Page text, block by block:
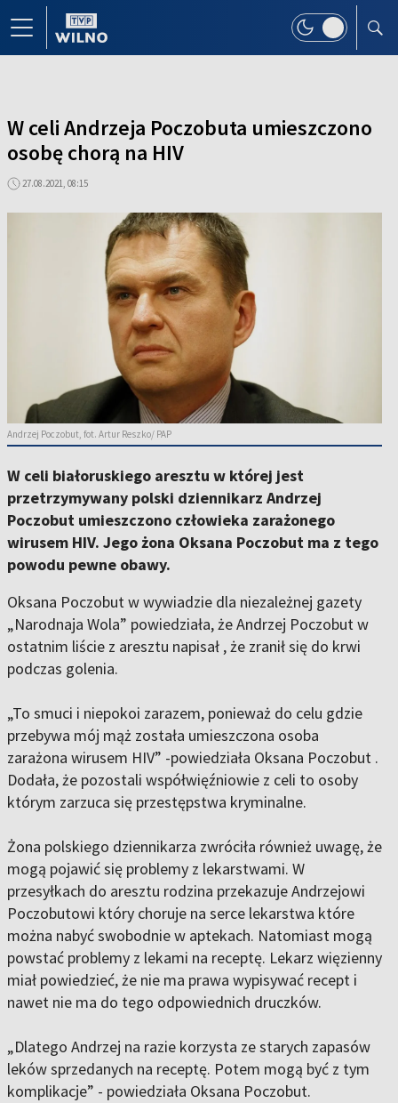
W celi Andrzeja Poczobuta umieszczono
osobę chorą na HIV
27.08.2021, 08:15
Andrzej Poczobut, fot. Artur Reszko/ PAP
W celi białoruskiego aresztu w której jest
przetrzymywany polski dziennikarz Andrzej
Poczobut umieszczono człowieka zarażonego
wirusem HIV. Jego żona Oksana Poczobut ma z tego
powodu pewne obawy.
Oksana Poczobut w wywiadzie dla niezależnej gazety
„Narodnaja Wola” powiedziała, że Andrzej Poczobut w
ostatnim liście z aresztu napisał , że zranił się do krwi
podczas golenia.
„To smuci i niepokoi zarazem, ponieważ do celu gdzie
przebywa mój mąż została umieszczona osoba
zarażona wirusem HIV” -powiedziała Oksana Poczobut .
Dodała, że pozostali współwięźniowie z celi to osoby
którym zarzuca się przestępstwa kryminalne.
Żona polskiego dziennikarza zwróciła również uwagę, że
mogą pojawić się problemy z lekarstwami. W
przesyłkach do aresztu rodzina przekazuje Andrzejowi
Poczobutowi który choruje na serce lekarstwa które
można nabyć swobodnie w aptekach. Natomiast mogą
powstać problemy z lekami na receptę. Lekarz więzienny
miał powiedzieć, że nie ma prawa wypisywać recept i
nawet nie ma do tego odpowiednich druczków.
„Dlatego Andrzej na razie korzysta ze starych zapasów
leków sprzedanych na receptę. Potem mogą być z tym
komplikacje” - powiedziała Oksana Poczobut.